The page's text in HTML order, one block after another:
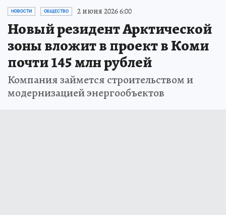
НОВОСТИ ОБЩЕСТВО 2 июня 2026 6:00
Новый резидент Арктической
зоны вложит в проект в Коми
почти 145 млн рублей
Компания займется строительством и
модернизацией энергообъектов